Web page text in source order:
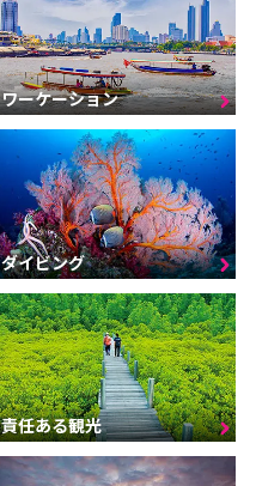
ワーケーション
ダイビング
責任ある観光